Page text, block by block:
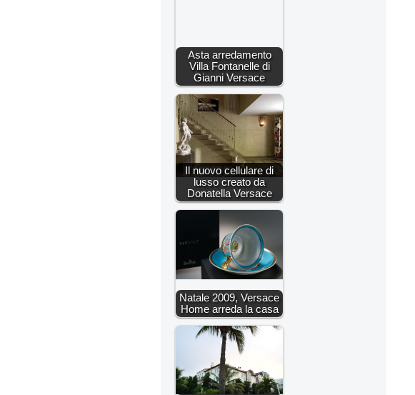
Asta arredamento
Villa Fontanelle di
Gianni Versace
Il nuovo cellulare di
lusso creato da
Donatella Versace
Natale 2009, Versace
Home arreda la casa